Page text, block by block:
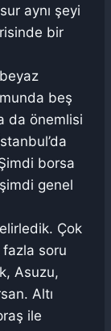
aynı şeyi
bir
beş
da önemlisi
borsa
genel
Çok
soru
Asuzu,
Altı
ile